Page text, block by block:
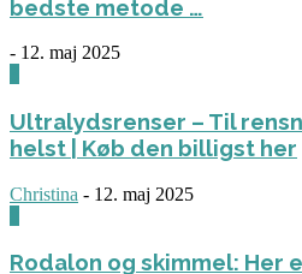
bedste metode …
- 12. maj 2025
Ultralydsrenser – Til
helst | Køb den billigst her
Christina - 12. maj 2025
Rodalon og skimmel: Her